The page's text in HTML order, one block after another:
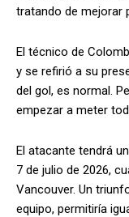
tratando de mejorar
El técnico de
y se refirió a su
del gol, es normal.
empezar a meter
El atacante tendrá
7 de julio de 2026,
Vancouver. Un
equipo, permitiría